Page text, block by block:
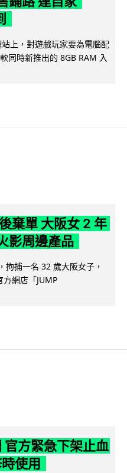
上，對遊戲玩家要為電腦配
同時新推出的 8GB RAM 入
棄單 大阪女 2 年
影周邊產品
拘捕一名 32 歲大阪女子，
網店「JUMP
方緊急下架止血
使用